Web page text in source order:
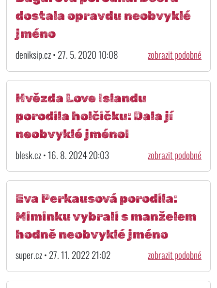
dostala opravdu neobvyklé
jméno
deniksip.cz • 27. 5. 2020 10:08 zobrazit podobné
Hvězda Love Islandu
porodila holčičku: Dala jí
neobvyklé jméno!
blesk.cz • 16. 8. 2024 20:03 zobrazit podobné
Eva Perkausová porodila:
Miminku vybrali s manželem
hodně neobvyklé jméno
super.cz • 27. 11. 2022 21:02 zobrazit podobné